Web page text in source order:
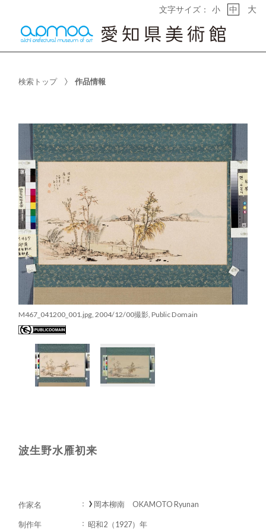
文字サイズ： 小 中 大
検索トップ 作品情報
M467_041200_001.jpg, 2004/12/00撮影, Public Domain
波生野水雁初来
作家名 岡本柳南 OKAMOTO Ryunan
制作年 昭和2（1927）年